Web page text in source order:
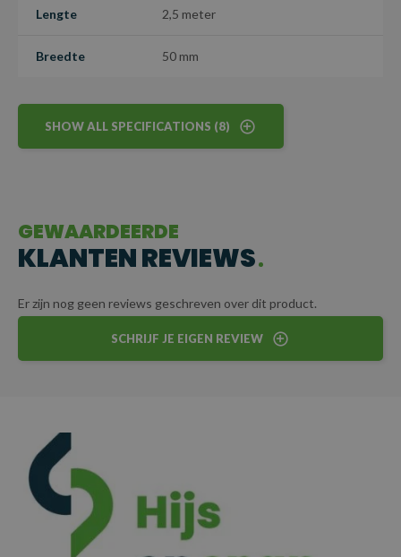
omstandigheden.
LET OP: dit is een maatwerk artikel en kan niet worden
Lengte 2,5 meter
Breedte 50 mm
SHOW ALL SPECIFICATIONS (8)
GEWAARDEERDE
KLANTEN REVIEWS
Er zijn nog geen reviews geschreven over dit product.
SCHRIJF JE EIGEN REVIEW